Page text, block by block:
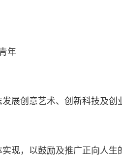
年
展创意艺术、创新科技及
现，以鼓励及推广正向人生